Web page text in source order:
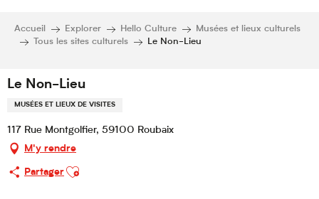
Accueil Explorer Hello Culture
Musées et lieux culturels
Tous les sites culturels
Le Non-Lieu
Le Non-Lieu
MUSÉES ET LIEUX DE VISITES
117 Rue Montgolfier, 59100 Roubaix
M'y rendre
Partager
Ajouter aux favoris